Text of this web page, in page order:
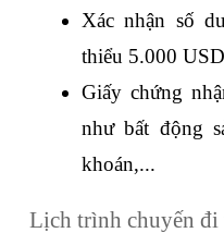
Xác nhận số
thiểu 5.000
Giấy chứng
như bất động
khoán,...
Lịch trình chuyến đi